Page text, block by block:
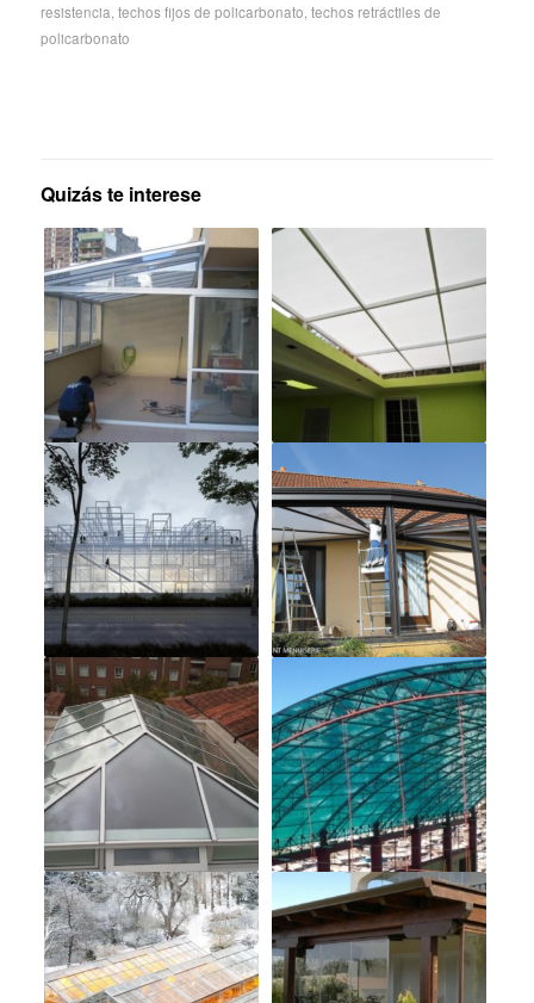
resistencia techos fijos de policarbonato techos retráctiles de
policarbonato
Quizás te interese